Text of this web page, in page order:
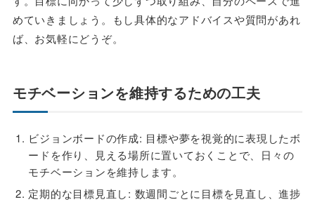
めていきましょう。もし具体的なアドバイスや質問があれ
ば、お気軽にどうぞ。
モチベーションを維持するための工夫
ビジョンボードの作成: 目標や夢を視覚的に表現したボ
ードを作り、見える場所に置いておくことで、日々の
モチベーションを維持します。
定期的な目標見直し: 数週間ごとに目標を見直し、進捗